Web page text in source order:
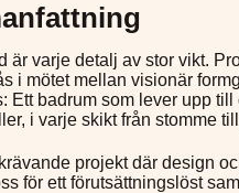
är varje detalj av stor vikt.
i mötet mellan visionär
Ett badrum som lever upp
i varje skikt från stomme
projekt där design
för ett förutsättningslöst